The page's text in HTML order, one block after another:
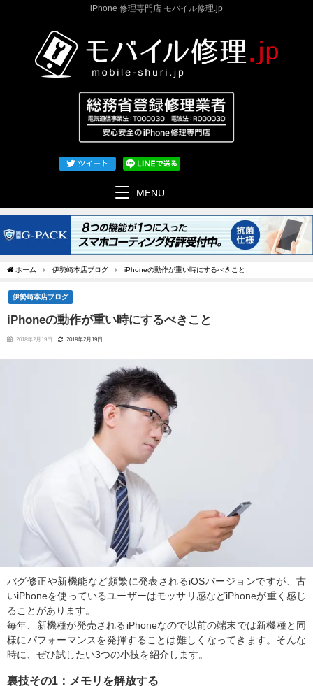
iPhone 修理専門店 モバイル修理.jp
MENU
ホーム 伊勢崎本店ブログ iPhoneの動作が重い時にするべきこと
伊勢崎本店ブログ
iPhoneの動作が重い時にするべきこと
2018年2月19日 2018年2月19日
バグ修正や新機能など頻繁に発表されるiOSバージョンですが、古
いiPhoneを使っているユーザーはモッサリ感などiPhoneが重く感じ
ることがあります。
毎年、新機種が発売されるiPhoneなので以前の端末では新機種と同
様にパフォーマンスを発揮することは難しくなってきます。そんな
時に、ぜひ試したい3つの小技を紹介します。
裏技その1：メモリを解放する